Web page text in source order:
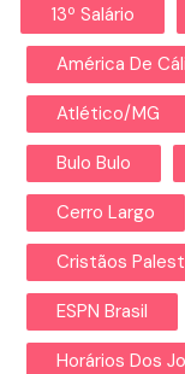
13º Salário
América De Cáli
Atlético/MG
Bulo Bulo
Cerro Largo
Cristãos
ESPN Brasil
Horários Dos